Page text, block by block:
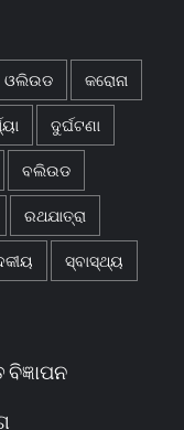
ଓଲିଉଡ କରୋନା
ଦୁର୍ଘଟଣା
ବଲିଉଡ
ରଥଯାତ୍ରା
ସ୍ବାସ୍ଥ୍ୟ